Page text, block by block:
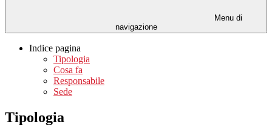
Menu di
navigazione
Indice pagina
Tipologia
Cosa fa
Responsabile
Sede
Tipologia